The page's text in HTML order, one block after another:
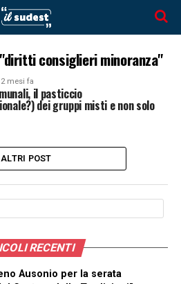
consiglieri minoranza"
2 mesi fa
il pasticcio
dei gruppi misti e non solo
ALTRI POST
RECENTI
Ausonio per la serata